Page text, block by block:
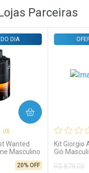
FECHAR
cada
FECHAR
cada
Por R$
Por
Por R$
Parceiras
(0)
Wanted
Masculino
DIA
20% OFF
Kit Giorgio
Giò
Toilette
Banho 75ml
R$ 879,00